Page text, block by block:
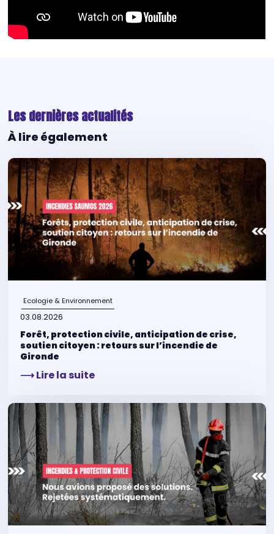
Les dernières actualités
À lire également
Ecologie & Environnement
03.08.2026
Forêt, protection civile, anticipation de crise,
soutien citoyen : retours sur l’incendie de
Gironde
⟶ Lire la suite